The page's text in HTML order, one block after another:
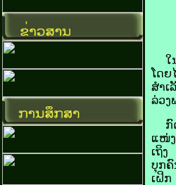
ໃນ​
ໂດຍ​
ສຳເ
ລ່ວງ​
ກົດ​
ແໜ່ງ​
ເຖິງ
ບຸກຄົ
ເຝິກ